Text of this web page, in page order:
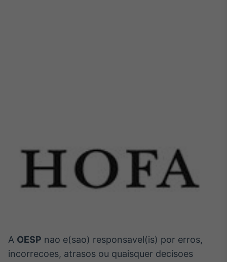
A OESP nao e(sao) responsavel(is) por erros,
incorrecoes, atrasos ou quaisquer decisoes